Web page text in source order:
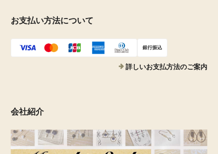
お支払い方法について
銀行振込
詳しいお支払方法のご案内
会社紹介